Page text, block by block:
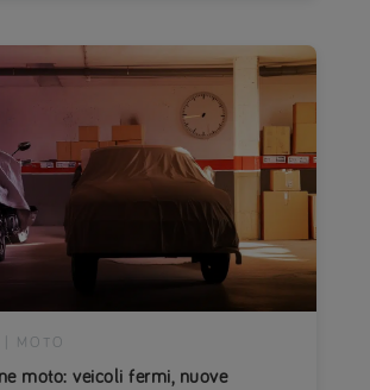
moto: veicoli fermi, nuove
MOTO